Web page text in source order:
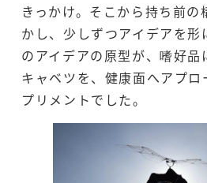
きっかけ。そこから持ち前
かし、少しずつアイデアを形
のアイデアの原型が、嗜好
キャベツを、健康面へアプ
プリメントでした。